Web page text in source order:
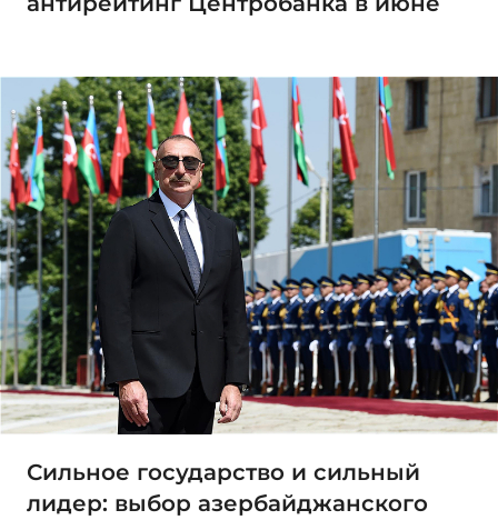
Сильное государство и сильный
лидер: выбор азербайджанского